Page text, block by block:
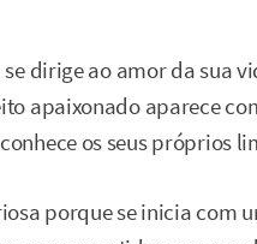
dirige ao amor da sua
apaixonado aparece
os seus próprios
porque se inicia com